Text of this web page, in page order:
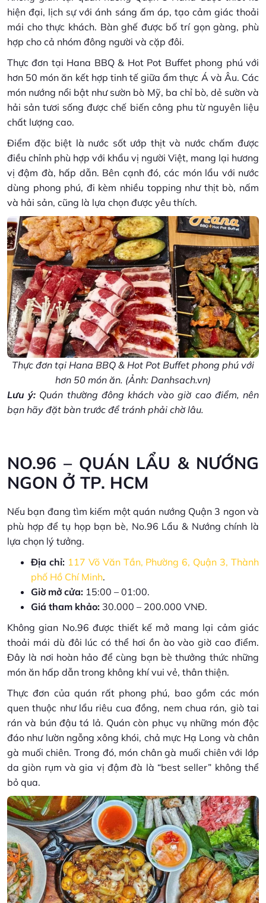
hiện đại, lịch sự với ánh sáng ấm áp, tạo cảm giác thoải
mái cho thực khách. Bàn ghế được bố trí gọn gàng, phù
hợp cho cả nhóm đông người và cặp đôi.
Thực đơn tại Hana BBQ & Hot Pot Buffet phong phú với
hơn 50 món ăn kết hợp tinh tế giữa ẩm thực Á và Âu. Các
món nướng nổi bật như sườn bò Mỹ, ba chỉ bò, dẻ sườn và
hải sản tươi sống được chế biến công phu từ nguyên liệu
chất lượng cao.
Điểm đặc biệt là nước sốt ướp thịt và nước chấm được
điều chỉnh phù hợp với khẩu vị người Việt, mang lại hương
vị đậm đà, hấp dẫn. Bên cạnh đó, các món lẩu với nước
dùng phong phú, đi kèm nhiều topping như thịt bò, nấm
và hải sản, cũng là lựa chọn được yêu thích.
Thực đơn tại Hana BBQ & Hot Pot Buffet phong phú với
hơn 50 món ăn. (Ảnh: Danhsach.vn)
Lưu ý: Quán thường đông khách vào giờ cao điểm, nên
bạn hãy đặt bàn trước để tránh phải chờ lâu.
NO.96 – QUÁN LẨU & NƯỚNG
NGON Ở TP. HCM
Nếu bạn đang tìm kiếm một quán nướng Quận 3 ngon và
phù hợp để tụ họp bạn bè, No.96 Lẩu & Nướng chính là
lựa chọn lý tưởng.
Địa chỉ: 117 Võ Văn Tần, Phường 6, Quận 3, Thành
phố Hồ Chí Minh.
Giờ mở cửa: 15:00 – 01:00.
Giá tham khảo: 30.000 – 200.000 VNĐ.
Không gian No.96 được thiết kế mở mang lại cảm giác
thoải mái dù đôi lúc có thể hơi ồn ào vào giờ cao điểm.
Đây là nơi hoàn hảo để cùng bạn bè thưởng thức những
món ăn hấp dẫn trong không khí vui vẻ, thân thiện.
Thực đơn của quán rất phong phú, bao gồm các món
quen thuộc như lẩu riêu cua đồng, nem chua rán, giò tai
rán và bún đậu tá lả. Quán còn phục vụ những món độc
đáo như lườn ngỗng xông khói, chả mực Hạ Long và chân
gà muối chiên. Trong đó, món chân gà muối chiên với lớp
da giòn rụm và gia vị đậm đà là “best seller” không thể
bỏ qua.